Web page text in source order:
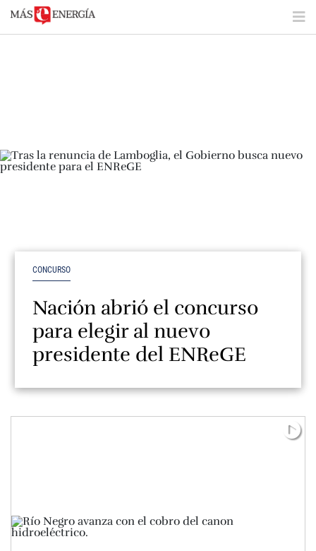
CONCURSO
Nación abrió el concurso
para elegir al nuevo
presidente del ENReGE